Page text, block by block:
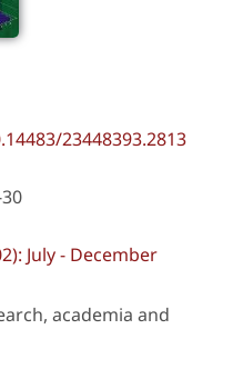
23448393.2813
July - December
academia and